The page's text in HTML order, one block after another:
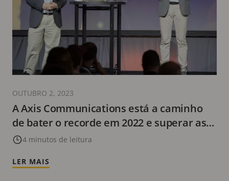
A Axis Communications está a caminho
de bater o recorde em 2022 e superar as
metas de desempenho de 2023
4 minutos de leitura
OUTUBRO 2, 2023
LER MAIS